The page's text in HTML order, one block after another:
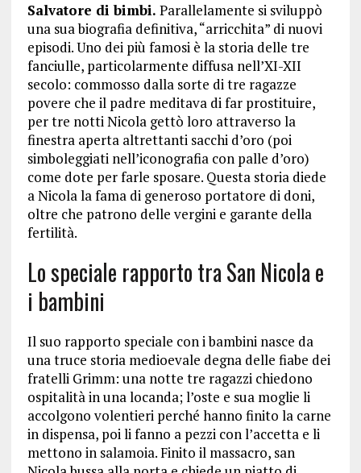
Salvatore di bimbi. Parallelamente si sviluppò
una sua biografia definitiva, “arricchita” di nuovi
episodi. Uno dei più famosi è la storia delle tre
fanciulle, particolarmente diffusa nell’XI-XII
secolo: commosso dalla sorte di tre ragazze
povere che il padre meditava di far prostituire,
per tre notti Nicola gettò loro attraverso la
finestra aperta altrettanti sacchi d’oro (poi
simboleggiati nell’iconografia con palle d’oro)
come dote per farle sposare. Questa storia diede
a Nicola la fama di generoso portatore di doni,
oltre che patrono delle vergini e garante della
fertilità.
Lo speciale rapporto tra San Nicola e
i bambini
Il suo rapporto speciale con i bambini nasce da
una truce storia medioevale degna delle fiabe dei
fratelli Grimm: una notte tre ragazzi chiedono
ospitalità in una locanda; l’oste e sua moglie li
accolgono volentieri perché hanno finito la carne
in dispensa, poi li fanno a pezzi con l’accetta e li
mettono in salamoia. Finito il massacro, san